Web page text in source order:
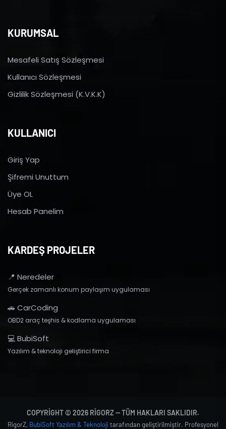
KURUMSAL
Mesafeli Satış Sözleşmesi
Kullanıcı Sözleşmesi
Gizlilik Sözleşmesi (K.V.K.K)
KULLANICI
Giriş Yap
Şifremi Unuttum
Üye OL
Hesab Panelim
KARDEŞ PROJELER
📍 Neredeler
Gerçek zamanlı konum paylaşım uygulaması
🚗 CarCoding
OBD2 araç teşhis & kodlama uygulaması
💻 BubiSoft
Yazılım & teknoloji geliştirici firma
COPYRIGHT © 2026 RIGORZ — TÜM HAKLARI SAKLIDIR.
RigorZ, BubiSoft Yazılım & Teknoloji tarafından geliştirilmiştir. Profesyonel